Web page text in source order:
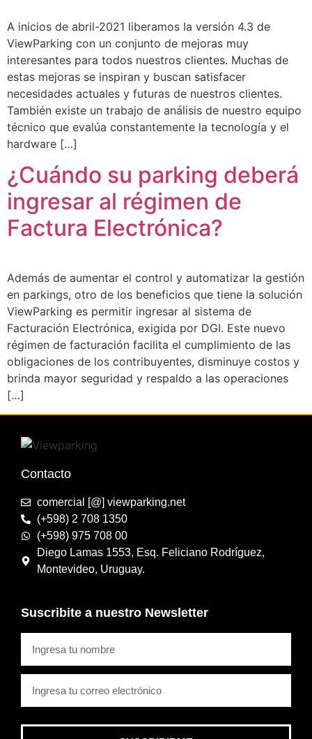
A inicios de abril-2021 liberamos la versión 4.3 de
ViewParking con un conjunto de mejoras muy
interesantes para todos nuestros clientes. Muchas de
estas mejoras se inspiran y buscan satisfacer
necesidades actuales y futuras de nuestros clientes.
También existe un trabajo de análisis de nuestro equipo
técnico que evalúa constantemente la tecnología y el
hardware […]
¿Cuándo su parking deberá
ingresar al régimen de
Factura Electrónica?
Además de aumentar el control y automatizar la gestión
en parkings, otro de los beneficios que tiene la solución
ViewParking es permitir ingresar al sistema de
Facturación Electrónica, exigida por DGI. Este nuevo
régimen de facturación facilita el cumplimiento de las
obligaciones de los contribuyentes, disminuye costos y
brinda mayor seguridad y respaldo a las operaciones
[…]
Contacto
comercial [@] viewparking.net
(+598) 2 708 1350
(+598) 975 708 00
Diego Lamas 1553, Esq. Feliciano Rodríguez,
Montevideo, Uruguay.
Suscribite a nuestro Newsletter